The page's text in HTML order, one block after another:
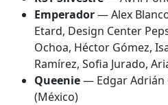
Emperador— Alex
Etard, Design Center
Ochoa, Héctor Gómez,
Ramírez, Sofia Jurado,
Queenie— Edgar Adrián
(México)